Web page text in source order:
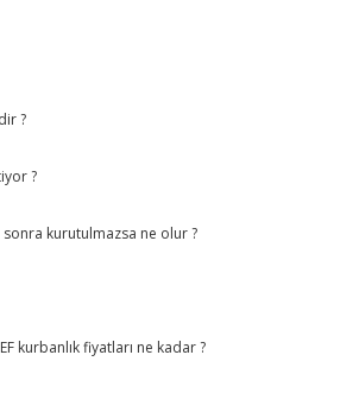
?
?
sonra kurutulmazsa ne olur ?
kurbanlık fiyatları ne kadar ?